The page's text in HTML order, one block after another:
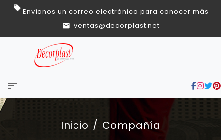
Envíanos un correo electrónico para conocer más
ventas@decorplast.net
sort
Inicio Compañía